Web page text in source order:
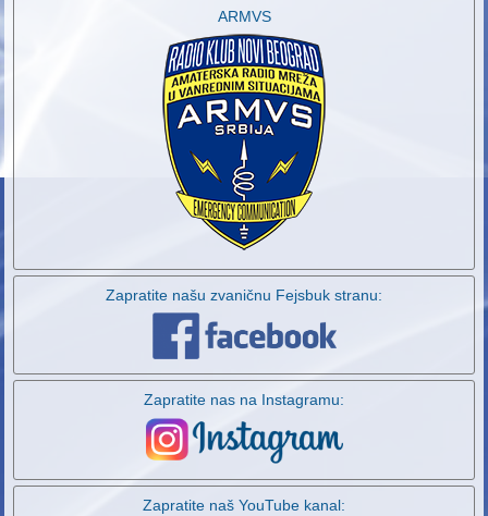
ARMVS
Zapratite našu zvaničnu Fejsbuk stranu:
Zapratite nas na Instagramu:
Zapratite naš YouTube kanal: